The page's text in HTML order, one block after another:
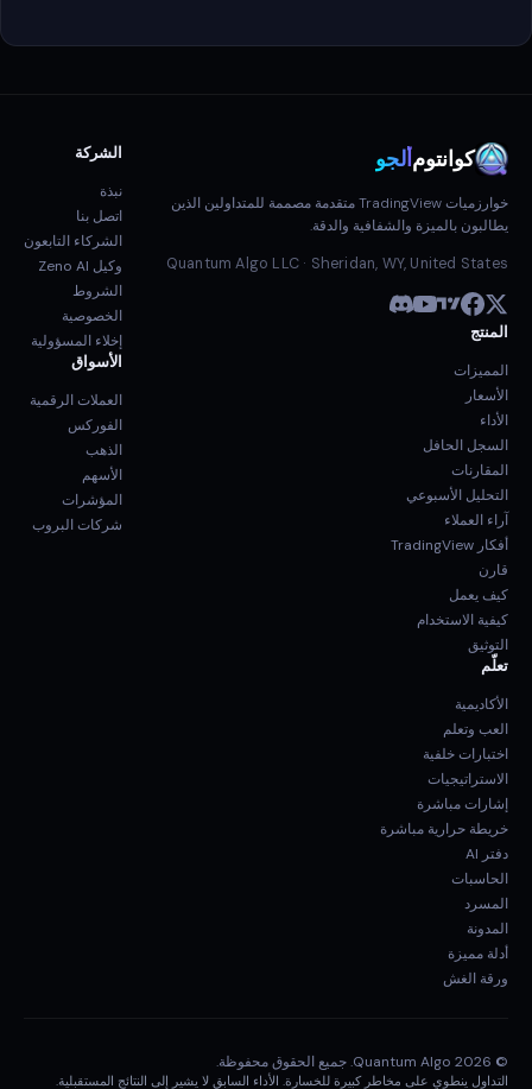
كوانتومألجو
خوارزميات TradingView متقدمة مصممة للمتداولين الذين
يطالبون بالميزة والشفافية والدقة.
Quantum Algo LLC · Sheridan, WY, United States
المنتج
المميزات
الأسعار
الأداء
السجل الحافل
المقارنات
التحليل الأسبوعي
آراء العملاء
أفكار TradingView
قارن
كيف يعمل
كيفية الاستخدام
التوثيق
تعلّم
الأكاديمية
العب وتعلم
اختبارات خلفية
الاستراتيجيات
إشارات مباشرة
خريطة حرارية مباشرة
دفتر AI
الحاسبات
المسرد
المدونة
أدلة مميزة
ورقة الغش
الشركة
نبذة
اتصل بنا
الشركاء التابعون
وكيل Zeno AI
الشروط
الخصوصية
إخلاء المسؤولية
الأسواق
العملات الرقمية
الفوركس
الذهب
الأسهم
المؤشرات
شركات البروب
© 2026 Quantum Algo. جميع الحقوق محفوظة.
التداول ينطوي على مخاطر كبيرة للخسارة. الأداء السابق لا يشير إلى النتائج المستقبلية.